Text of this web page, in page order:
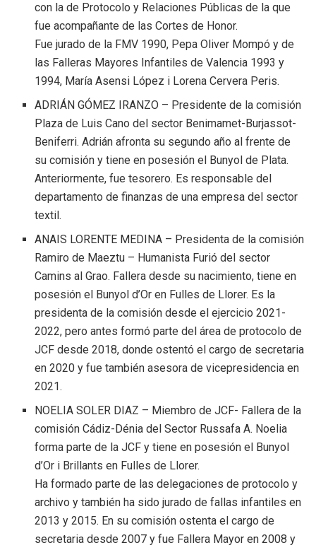
con la de Protocolo y Relaciones Públicas de la que
fue acompañante de las Cortes de Honor.
Fue jurado de la FMV 1990, Pepa Oliver Mompó y de
las Falleras Mayores Infantiles de Valencia 1993 y
1994, María Asensi López i Lorena Cervera Peris.
ADRIÁN GÓMEZ IRANZO – Presidente de la comisión
Plaza de Luis Cano del sector Benimamet-Burjassot-
Beniferri. Adrián afronta su segundo año al frente de
su comisión y tiene en posesión el Bunyol de Plata.
Anteriormente, fue tesorero. Es responsable del
departamento de finanzas de una empresa del sector
textil.
ANAIS LORENTE MEDINA – Presidenta de la comisión
Ramiro de Maeztu – Humanista Furió del sector
Camins al Grao. Fallera desde su nacimiento, tiene en
posesión el Bunyol d’Or en Fulles de Llorer. Es la
presidenta de la comisión desde el ejercicio 2021-
2022, pero antes formó parte del área de protocolo de
JCF desde 2018, donde ostentó el cargo de secretaria
en 2020 y fue también asesora de vicepresidencia en
2021.
NOELIA SOLER DIAZ – Miembro de JCF- Fallera de la
comisión Cádiz-Dénia del Sector Russafa A. Noelia
forma parte de la JCF y tiene en posesión el Bunyol
d’Or i Brillants en Fulles de Llorer.
Ha formado parte de las delegaciones de protocolo y
archivo y también ha sido jurado de fallas infantiles en
2013 y 2015. En su comisión ostenta el cargo de
secretaria desde 2007 y fue Fallera Mayor en 2008 y